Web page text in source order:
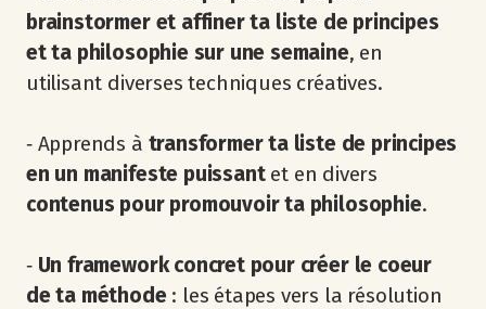
brainstormer et affiner ta liste de principes
et ta philosophie sur une semaine, en
utilisant diverses techniques créatives.
‐ Apprends à transformer ta liste de principes
en un manifeste puissantet en divers
contenus pour promouvoir ta philosophie.
‐ Un framework concret pour créer le coeur
de ta méthode : les étapes vers la résolution